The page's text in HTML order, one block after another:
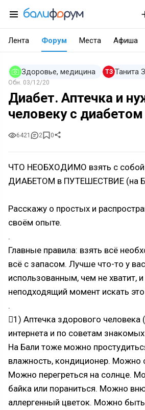
Лента Форум Места Афиша
Здоровье, медицина ТЗ Танита
Обн. 03/12/20
Диабет. Аптечка и
человеку с
6421 2 0
ЧТО НЕОБХОДИМО взять с
ДИАБЕТОМ в ПУТЕШЕСТВИЕ (на
Расскажу о простых и
своём опыте.
.
Главные правила: взять всё
всё с запасом. Лучше что-то у
использованным, чем не хватит,
неподходящий момент искать
.
1) Аптечка здорового человека
интернета и по советам
На Бали тоже можно
влажность, кондиционер. Можно
Можно перегреться на солнце.
байка или пораниться. Можно
аллергенный цветок. Можно